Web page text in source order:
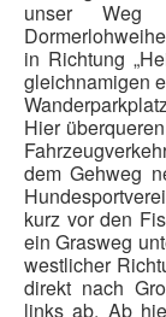
Kooperation
Naturschutz
Wildschützhütte
Ansprechpartner
Suchen
...
unser Weg
in Richtung
gleichnamigen
Hier
dem Gehweg
kurz vor den
ein Grasweg
westlicher
direkt nach
links ab. Ab